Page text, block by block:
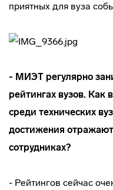
приятных для вуза
- МИЭТ регулярно
рейтингах вузов. Как
среди технических
достижения
сотрудниках?
- Рейтингов сейчас